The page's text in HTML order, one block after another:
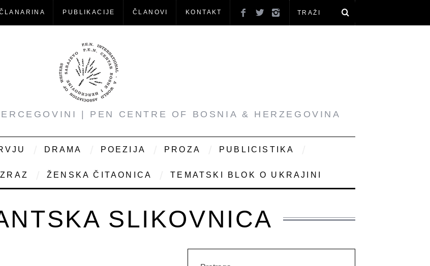
PUBLIKACIJE ČLANOVI KONTAKT
| PEN CENTRE OF BOSNIA & HERZEGOVINA
DRAMA POEZIJA PROZA PUBLICISTIKA
ŽENSKA ČITAONICA TEMATSKI BLOK O UKRAJINI
SLIKOVNICA